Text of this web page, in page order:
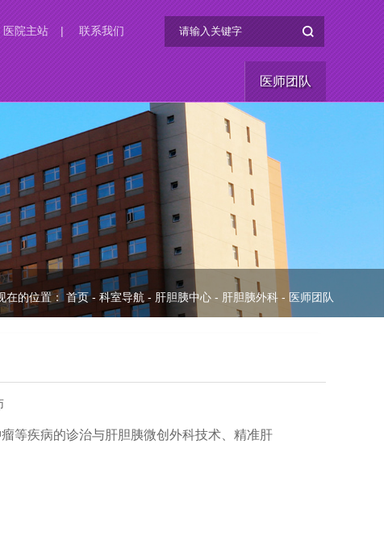
医院主站 | 联系我们
医师团队
在的位置：首页- 科室导航 - 肝胆胰中心 - 肝胆胰外科 - 医师团队
等疾病的诊治与肝胆胰微创外科技术、精准肝